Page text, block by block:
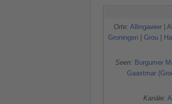
Orte: Allingawier
Groningen| Grou|
Seen: Burgumer
Gaastmar
Kanäle: